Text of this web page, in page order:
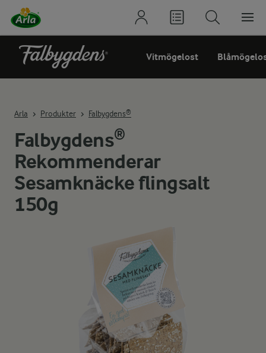
Vitmögelost
Arla Produkter Falbygdens®
Falbygdens®
Rekommenderar
Sesamknäcke flingsalt
150g